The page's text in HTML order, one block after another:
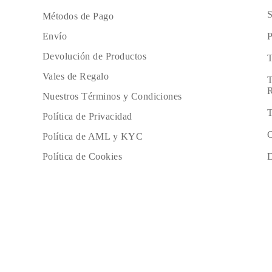
Métodos de Pago
Envío
Devolución de Productos
Vales de Regalo
Nuestros Términos y Condiciones
Política de Privacidad
Política de AML y KYC
Política de Cookies